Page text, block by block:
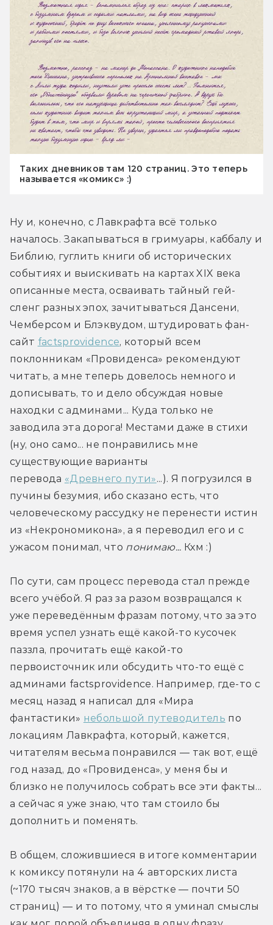
Таких дневников там 120 страниц. Это теперь
называется «комикс» :)
Ну и, конечно, с Лавкрафта всё только
началось. Закапываться в гримуары, каббалу и
Библию, гуглить книги об исторических
событиях и выискивать на картах XIX века
описанные места, осваивать тайный гей-
сленг разных эпох, зачитываться Дансени,
Чемберсом и Блэквудом, штудировать фан-
сайт factsprovidence, который всем
поклонникам «Провиденса» рекомендуют
читать, а мне теперь довелось немного и
дописывать, то и дело обсуждая новые
находки с админами... Куда только не
заводила эта дорога! Местами даже в стихи
(ну, оно само... не понравились мне
существующие варианты
перевода «Древнего пути»...). Я погрузился в
пучины безумия, ибо сказано есть, что
человеческому рассудку не перенести истин
из «Некрономикона», а я переводил его и с
ужасом понимал, что понимаю... Кхм :)
По сути, сам процесс перевода стал прежде
всего учёбой. Я раз за разом возвращался к
уже переведённым фразам потому, что за это
время успел узнать ещё какой-то кусочек
паззла, прочитать ещё какой-то
первоисточник или обсудить что-то ещё с
админами factsprovidence. Например, где-то с
месяц назад я написал для «Мира
фантастики» небольшой путеводитель по
локациям Лавкрафта, который, кажется,
читателям весьма понравился — так вот, ещё
год назад, до «Провиденса», у меня бы и
близко не получилось собрать все эти факты...
а сейчас я уже знаю, что там стоило бы
дополнить и поменять.
В общем, сложившиеся в итоге комментарии
к комиксу потянули на 4 авторских листа
(~170 тысяч знаков, а в вёрстке — почти 50
страниц) — и то потому, что я уминал смыслы